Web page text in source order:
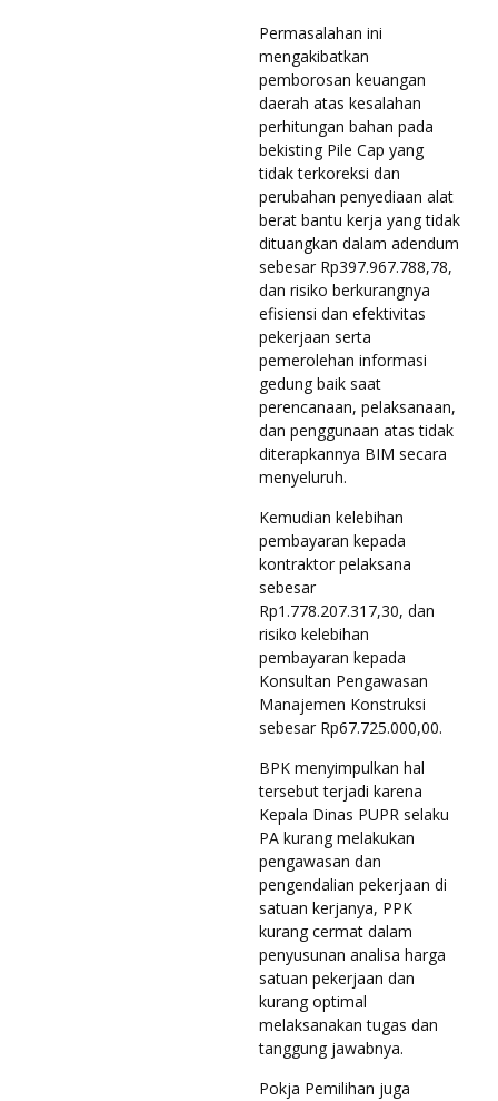
Permasalahan ini
mengakibatkan
pemborosan keuangan
daerah atas kesalahan
perhitungan bahan pada
bekisting Pile Cap yang
tidak terkoreksi dan
perubahan penyediaan alat
berat bantu kerja yang tidak
dituangkan dalam adendum
sebesar Rp397.967.788,78,
dan risiko berkurangnya
efisiensi dan efektivitas
pekerjaan serta
pemerolehan informasi
gedung baik saat
perencanaan, pelaksanaan,
dan penggunaan atas tidak
diterapkannya BIM secara
menyeluruh.
Kemudian kelebihan
pembayaran kepada
kontraktor pelaksana
sebesar
Rp1.778.207.317,30, dan
risiko kelebihan
pembayaran kepada
Konsultan Pengawasan
Manajemen Konstruksi
sebesar Rp67.725.000,00.
BPK menyimpulkan hal
tersebut terjadi karena
Kepala Dinas PUPR selaku
PA kurang melakukan
pengawasan dan
pengendalian pekerjaan di
satuan kerjanya, PPK
kurang cermat dalam
penyusunan analisa harga
satuan pekerjaan dan
kurang optimal
melaksanakan tugas dan
tanggung jawabnya.
Pokja Pemilihan juga